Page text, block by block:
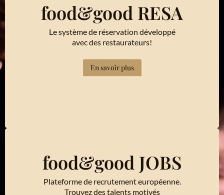
food&good RESA
Le système de réservation développé
avec des restaurateurs!
En savoir plus
food&good JOBS
Plateforme de recrutement européenne.
Trouvez des talents motivés